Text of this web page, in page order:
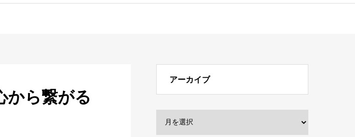
から繋がる
アーカイブ